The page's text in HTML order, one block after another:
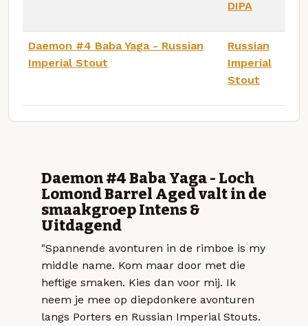
DIPA
Daemon #4 Baba Yaga - Russian
Imperial Stout
Russian
Imperial
Stout
Daemon #4 Baba Yaga - Loch
Lomond Barrel Aged valt in de
smaakgroep Intens &
Uitdagend
"Spannende avonturen in de rimboe is my
middle name. Kom maar door met die
heftige smaken. Kies dan voor mij. Ik
neem je mee op diepdonkere avonturen
langs Porters en Russian Imperial Stouts.